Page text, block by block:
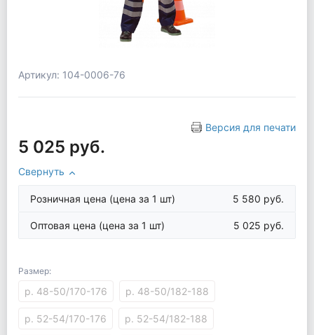
Артикул: 104-0006-76
Версия для печати
5 025 руб.
Свернуть
Розничная цена (цена за 1 шт) 5 580 руб.
Оптовая цена (цена за 1 шт) 5 025 руб.
Размер:
р. 48-50/170-176 р. 48-50/182-188
р. 52-54/170-176 р. 52-54/182-188